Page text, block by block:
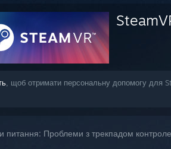
, щоб отримати персональну допомогу для
питання: Проблеми з трекпадом